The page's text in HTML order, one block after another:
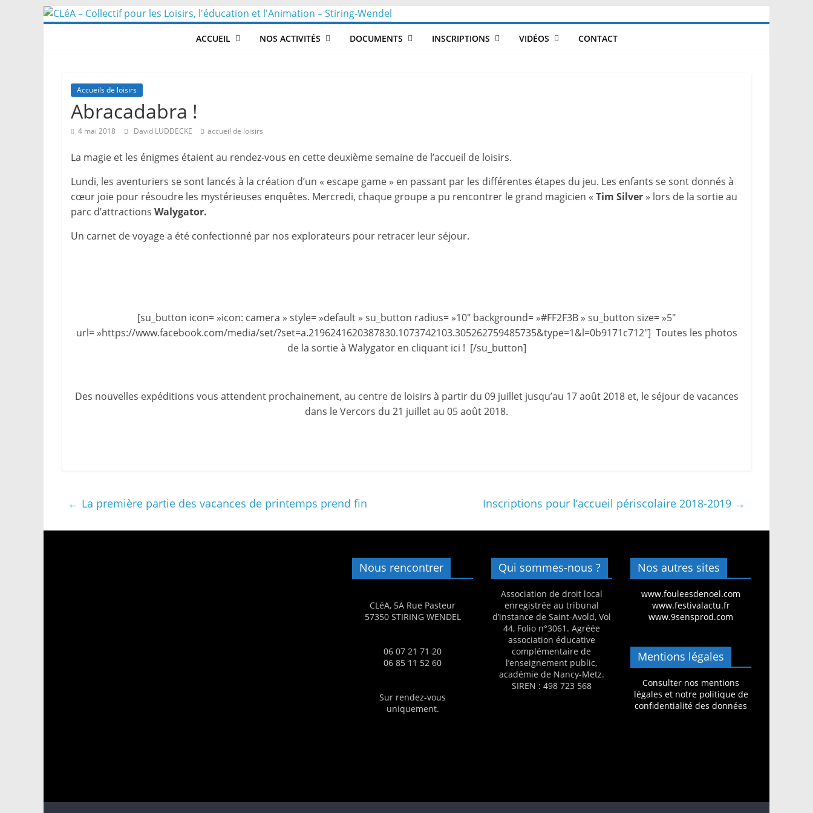
Skip
to
CLéA
les
Loisirs,
l'éducation
l'Animation
–
Stiring-
Wendel
s
ACCUEIL NOS ACTIVITÉS DOCUMENTS INSCRIPTIONS VIDÉOS CONTACT
Accueils de loisirs
Abracadabra !
4 mai 2018 David LUDDECKE accueil de loisirs
La magie et les énigmes étaient au rendez-vous en cette deuxième semaine de l’accueil de loisirs.
Lundi, les aventuriers se sont lancés à la création d’un « escape game » en passant par les différentes étapes du jeu. Les enfants se sont donnés à
cœur joie pour résoudre les mystérieuses enquêtes. Mercredi, chaque groupe a pu rencontrer le grand magicien « Tim Silver » lors de la sortie au
parc d’attractions Walygator.
Un carnet de voyage a été confectionné par nos explorateurs pour retracer leur séjour.
[su_button icon= »icon: camera » style= »default » su_button radius= »10″ background= »#FF2F3B » su_button size= »5″
url= »https://www.facebook.com/media/set/?set=a.2196241620387830.1073742103.305262759485735&type=1&l=0b9171c712″] Toutes les photos
de la sortie à Walygator en cliquant ici ! [/su_button]
Des nouvelles expéditions vous attendent prochainement, au centre de loisirs à partir du 09 juillet jusqu’au 17 août 2018 et, le séjour de vacances
dans le Vercors du 21 juillet au 05 août 2018.
← La première partie des vacances de printemps prend fin Inscriptions pour l’accueil périscolaire 2018-2019 →
Nous rencontrer
CLéA, 5A Rue Pasteur
57350 STIRING WENDEL
06 07 21 71 20
06 85 11 52 60
Sur rendez-vous
uniquement.
Qui sommes-nous ?
Association de droit local
enregistrée au tribunal
d’instance de Saint-Avold, Vol
44, Folio n°3061. Agréée
association éducative
complémentaire de
l’enseignement public,
académie de Nancy-Metz.
SIREN : 498 723 568
Nos autres sites
www.fouleesdenoel.com
www.festivalactu.fr
www.9sensprod.com
Mentions légales
Consulter nos mentions
légales et notre politique de
confidentialité des données